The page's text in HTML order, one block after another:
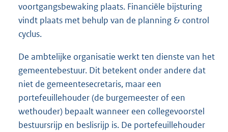
voortgangsbewaking plaats. Financiële bijsturing
vindt plaats met behulp van de planning & control
cyclus.
De ambtelijke organisatie werkt ten dienste van het
gemeentebestuur. Dit betekent onder andere dat
niet de gemeentesecretaris, maar een
portefeuillehouder (de burgemeester of een
wethouder) bepaalt wanneer een collegevoorstel
bestuursrijp en beslisrijp is. De portefeuillehouder